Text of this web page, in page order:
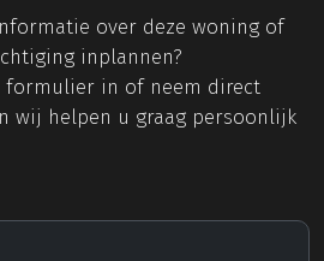
over deze woning of
inplannen?
formulier in of neem direct
wij helpen u graag persoonlijk